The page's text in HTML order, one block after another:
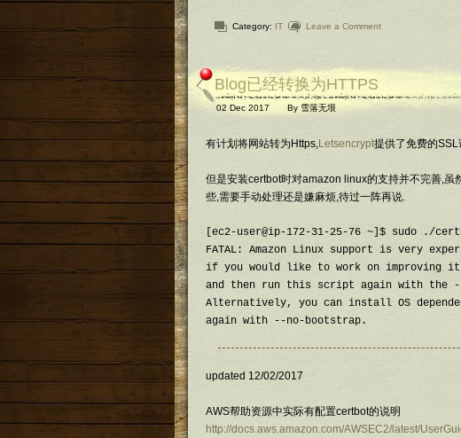
Category: IT Leave a Comment
Blog已经转换为HTTPS
02 Dec 2017 By 雪落无垠
有计划将网站转为Https,Letsencrypt提供了免费的
但是安装certbot时对amazon linux的支持并不完善,
些,需要手动处理还是嫌麻烦,待过一阵再说.
[ec2-user@ip-172-31-25-76 ~]$ sudo ./
FATAL: Amazon Linux support is very
if you would like to work on improving it,
and then run this script again with the
Alternatively, you can install OS
again with --no-bootstrap.
updated 12/02/2017
AWS帮助资源中实际有配置certbot的说明
http://docs.aws.amazon.com/AWSEC2/latest/